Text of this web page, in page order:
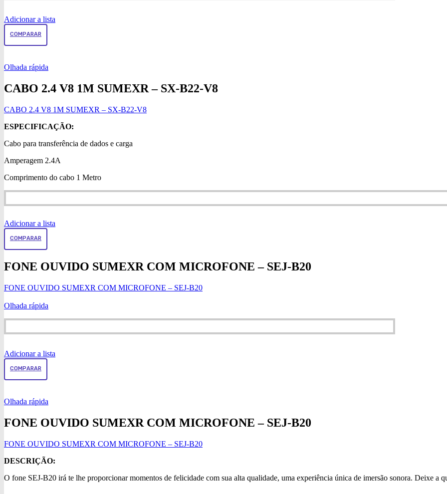
Adicionar a lista
COMPARAR
Olhada rápida
CABO 2.4 V8 1M SUMEXR – SX-B22-V8
CABO 2.4 V8 1M SUMEXR – SX-B22-V8
ESPECIFICAÇÃO:
Cabo para transferência de dados e carga
Amperagem 2.4A
Comprimento do cabo 1 Metro
Adicionar a lista
COMPARAR
FONE OUVIDO SUMEXR COM MICROFONE – SEJ-B20
FONE OUVIDO SUMEXR COM MICROFONE – SEJ-B20
Olhada rápida
Adicionar a lista
COMPARAR
Olhada rápida
FONE OUVIDO SUMEXR COM MICROFONE – SEJ-B20
FONE OUVIDO SUMEXR COM MICROFONE – SEJ-B20
DESCRIÇÃO:
O fone SEJ-B20 irá te lhe proporcionar momentos de felicidade com sua alta qualidade, uma experiência única de imersão sonora. Deixe a